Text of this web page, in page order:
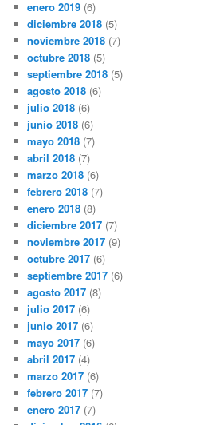
enero 2019 (6)
diciembre 2018 (5)
noviembre 2018 (7)
octubre 2018 (5)
septiembre 2018 (5)
agosto 2018 (6)
julio 2018 (6)
junio 2018 (6)
mayo 2018 (7)
abril 2018 (7)
marzo 2018 (6)
febrero 2018 (7)
enero 2018 (8)
diciembre 2017 (7)
noviembre 2017 (9)
octubre 2017 (6)
septiembre 2017 (6)
agosto 2017 (8)
julio 2017 (6)
junio 2017 (6)
mayo 2017 (6)
abril 2017 (4)
marzo 2017 (6)
febrero 2017 (7)
enero 2017 (7)